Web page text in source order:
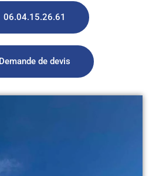
06.04.15.26.61
Demande de devis